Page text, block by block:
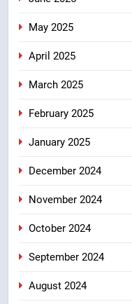
May 2025
April 2025
March 2025
February 2025
January 2025
December 2024
November 2024
October 2024
September 2024
August 2024